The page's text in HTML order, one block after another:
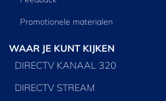
Promotionele materialen
WAAR JE KUNT KIJKEN
DIRECTV KANAAL 320
DIRECTV STREAM